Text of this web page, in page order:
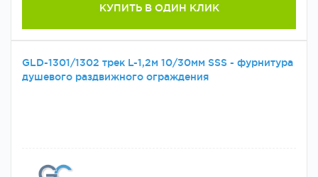
КУПИТЬ В ОДИН КЛИК
GLD-1301/1302 трек L-1,2м 10/30мм SSS - фурнитура
душевого раздвижного ограждения